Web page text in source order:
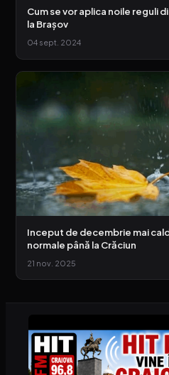
Cum se vor aplica noile reguli
la Brașov
04 sept. 2024
Inceput de decembrie mai
normale până la Crăciun
21 nov. 2025